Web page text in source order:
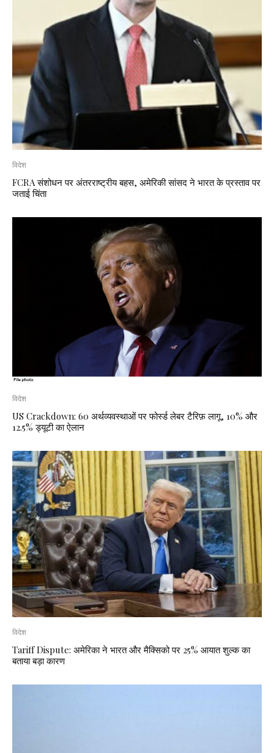
विदेश
FCRA संशोधन पर अंतरराष्ट्रीय बहस, अमेरिकी सांसद ने भारत के प्रस्ताव पर
जताई चिंता
विदेश
US Crackdown: 60 अर्थव्यवस्थाओं पर फोर्स्ड लेबर टैरिफ़ लागू, 10% और
12.5% ड्यूटी का ऐलान
विदेश
Tariff Dispute: अमेरिका ने भारत और मैक्सिको पर 25% आयात शुल्क का
बताया बड़ा कारण